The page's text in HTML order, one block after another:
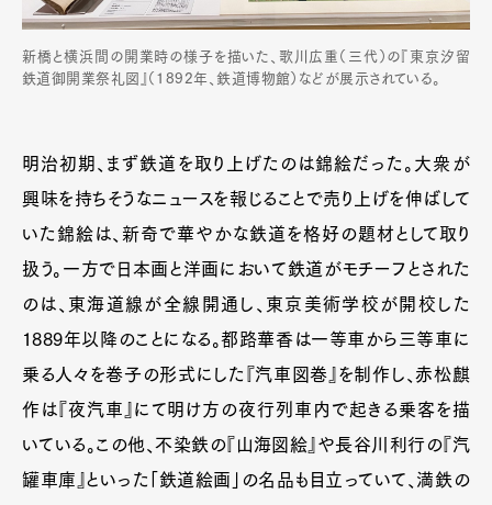
新橋と横浜間の開業時の様子を描いた、歌川広重（三代）の『東京汐留
鉄道御開業祭礼図』（1892年、鉄道博物館）などが展示されている。
明治初期、まず鉄道を取り上げたのは錦絵だった。大衆が
興味を持ちそうなニュースを報じることで売り上げを伸ばして
いた錦絵は、新奇で華やかな鉄道を格好の題材として取り
扱う。一方で日本画と洋画において鉄道がモチーフとされた
のは、東海道線が全線開通し、東京美術学校が開校した
1889年以降のことになる。都路華香は一等車から三等車に
乗る人々を巻子の形式にした『汽車図巻』を制作し、赤松麒
作は『夜汽車』にて明け方の夜行列車内で起きる乗客を描
いている。この他、不染鉄の『山海図絵』や長谷川利行の『汽
罐車庫』といった「鉄道絵画」の名品も目立っていて、満鉄の